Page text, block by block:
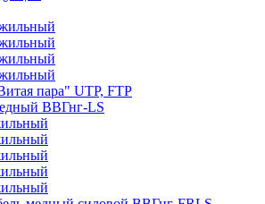
пара" UTP, FTP
ВВГнг-LS